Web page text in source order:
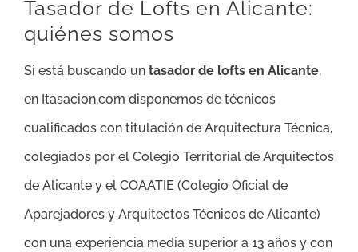
Tasador de Lofts en Alicante:
quiénes somos
Si está buscando un tasador de lofts en Alicante,
en Itasacion.com disponemos de técnicos
cualificados con titulación de Arquitectura Técnica,
colegiados por el Colegio Territorial de Arquitectos
de Alicante y el COAATIE (Colegio Oficial de
Aparejadores y Arquitectos Técnicos de Alicante)
con una experiencia media superior a 13 años y con